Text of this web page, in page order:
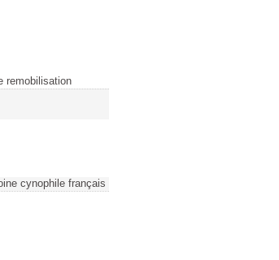
remobilisation
cynophile français